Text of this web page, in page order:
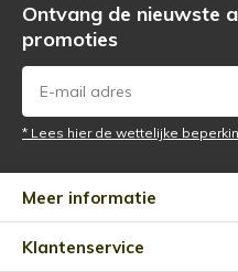
Ontvang de nieuwste
promoties
* Lees hier de wettelijke
Meer informatie
Klantenservice